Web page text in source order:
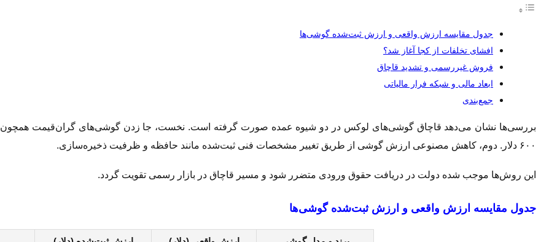
جدول مقایسه ارزش واقعی و ارزش ثبت‌شده گوشی‌ها
افشای تخلفات از کجا آغاز شد؟
فروش غیررسمی و تشدید قاچاق
ابعاد مالی و شبکه فرار مالیاتی
جمع‌بندی
بررسی‌ها نشان می‌دهد قاچاق گوشی‌های لوکس در دو شیوه عمده صورت گرفته است. نخست، جا زدن گوشی‌های گران‌قیمت همچون
۶۰۰ دلار. دوم، کاهش مصنوعی ارزش گوشی از طریق تغییر مشخصات فنی ثبت‌شده مانند حافظه و ظرفیت ذخیره‌سازی.
این روش‌ها موجب شده دولت در دریافت حقوق ورودی متضرر شود و مسیر قاچاق در بازار رسمی تقویت گردد.
جدول مقایسه ارزش واقعی و ارزش ثبت‌شده گوشی‌ها